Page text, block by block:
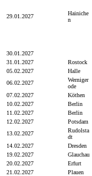
29.01.2027
Hainiche
n
30.01.2027
31.01.2027
Rostock
05.02.2027
Halle
06.02.2027
Werniger
ode
07.02.2027
Köthen
10.02.2027
Berlin
11.02.2027
Berlin
12.02.2027
Potsdam
13.02.2027
Rudolsta
dt
14.02.2027
Dresden
19.02.2027
Glauchau
20.02.2027
Erfurt
21.02.2027
Plauen